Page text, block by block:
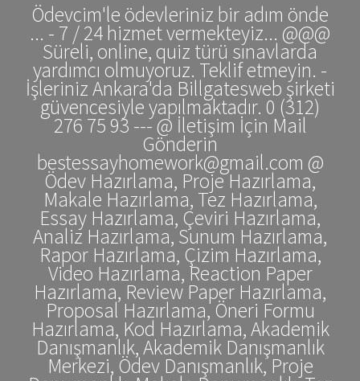
Ödevcim'le ödevleriniz bir adım önde
... - 7 / 24 hizmet vermekteyiz... @@@
Süreli, online, quiz türü sınavlarda
yardımcı olmuyoruz. Teklif etmeyin. -
İşleriniz Ankara'da Billgatesweb şirketi
güvencesiyle yapılmaktadır. 0 (312)
276 75 93 --- @ İletişim İçin Mail
Gönderin
bestessayhomework@gmail.com @
Ödev Hazırlama, Proje Hazırlama,
Makale Hazırlama, Tez Hazırlama,
Essay Hazırlama, Çeviri Hazırlama,
Analiz Hazırlama, Sunum Hazırlama,
Rapor Hazırlama, Çizim Hazırlama,
Video Hazırlama, Reaction Paper
Hazırlama, Review Paper Hazırlama,
Proposal Hazırlama, Öneri Formu
Hazırlama, Kod Hazırlama, Akademik
Danışmanlık, Akademik Danışmanlık
Merkezi, Ödev Danışmanlık, Proje